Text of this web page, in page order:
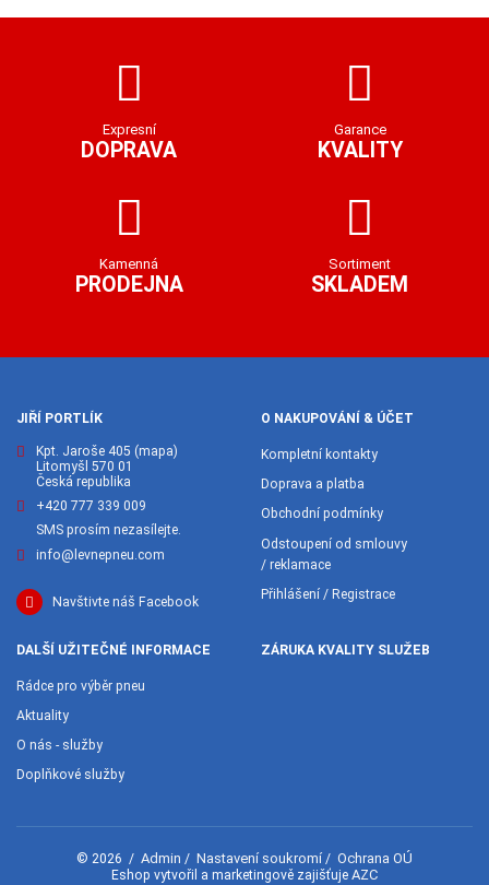
Expresní
DOPRAVA
Garance
KVALITY
Kamenná
PRODEJNA
Sortiment
SKLADEM
JIŘÍ PORTLÍK
Kpt. Jaroše 405 (mapa)
Litomyšl 570 01
Česká republika
+420 777 339 009
SMS prosím nezasílejte.
info@levnepneu.com
Navštivte náš Facebook
O NAKUPOVÁNÍ & ÚČET
Kompletní kontakty
Doprava a platba
Obchodní podmínky
Odstoupení od smlouvy
/ reklamace
Přihlášení / Registrace
DALŠÍ UŽITEČNÉ INFORMACE
Rádce pro výběr pneu
Aktuality
O nás - služby
Doplňkové služby
ZÁRUKA KVALITY SLUŽEB
© 2026 / Admin / Nastavení soukromí / Ochrana OÚ
Eshop vytvořil a marketingově zajišťuje AZC